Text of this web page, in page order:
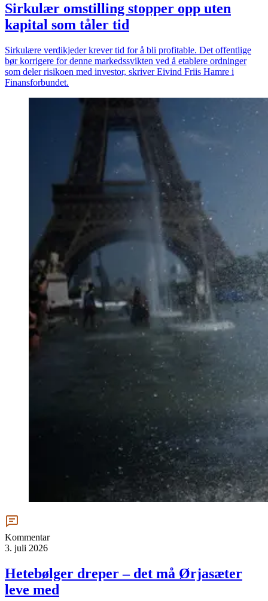
Sirkulær omstilling stopper opp uten
kapital som tåler tid
Sirkulære verdikjeder krever tid for å bli profitable. Det offentlige
bør korrigere for denne markedssvikten ved å etablere ordninger
som deler risikoen med investor, skriver Eivind Friis Hamre i
Finansforbundet.
Kommentar
3. juli 2026
Hetebølger dreper – det må Ørjasæter
leve med